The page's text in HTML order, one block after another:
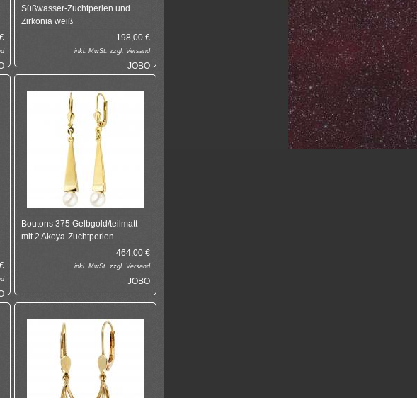
€
Süßwasser-Zuchtperlen und
Zirkonia weiß
198,00 €
inkl. MwSt. zzgl. Versand
JOBO
€
Boutons 375 Gelbgold/teilmatt
mit 2 Akoya-Zuchtperlen
464,00 €
inkl. MwSt. zzgl. Versand
JOBO